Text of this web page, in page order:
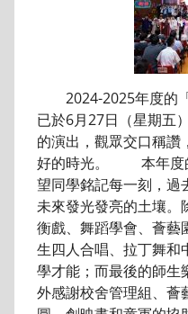
2024-2025年度的「
已於6月27日（星期五
的演出，觀眾交口稱讚
好的時光。 本年度
望同學銘記每一刻，過
未來發光發亮的土壤。
衡戲、舞蹈學會、薈藝
生四人合唱、拉丁舞和
學才能；而最後的師生
外感謝校舍管理組、薈